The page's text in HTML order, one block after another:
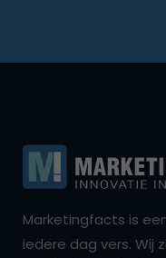
Marketingfacts is
iedere dag vers. Wij